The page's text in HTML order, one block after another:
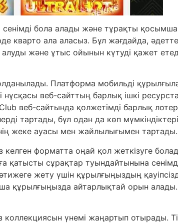
бола алады және тұрақты
кварто ала аласыз. Бұл жағдайда,
және ұтыс ойынын күтуді қажет
Платформа мобильді
веб-сайттың барлық ішкі
веб-сайтында қолжетімді барлық
тартады, бұл одан да көп
жеке ауасы мен жайлылығымен тартады.
форматта оңай қол жеткізуге
қатысты сұрақтар туындайтынына
жету үшін құрылғыңыздың
құрылғыңызда айтарлықтай орын
үнемі жаңартып отырады.